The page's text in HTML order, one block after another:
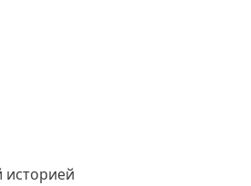
историей